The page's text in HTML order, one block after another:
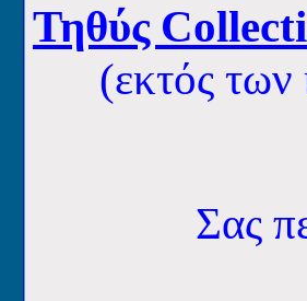
Τηθύς
(εκτός των
Σας